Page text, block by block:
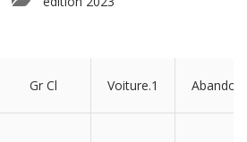
Gr Cl Voiture.1 Abandon